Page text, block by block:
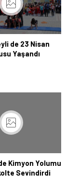
de 23 Nisan
Yaşandı
Kimyon Yolumu
Sevindirdi